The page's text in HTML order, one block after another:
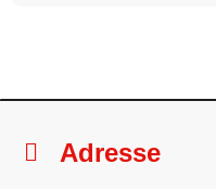
Adresse